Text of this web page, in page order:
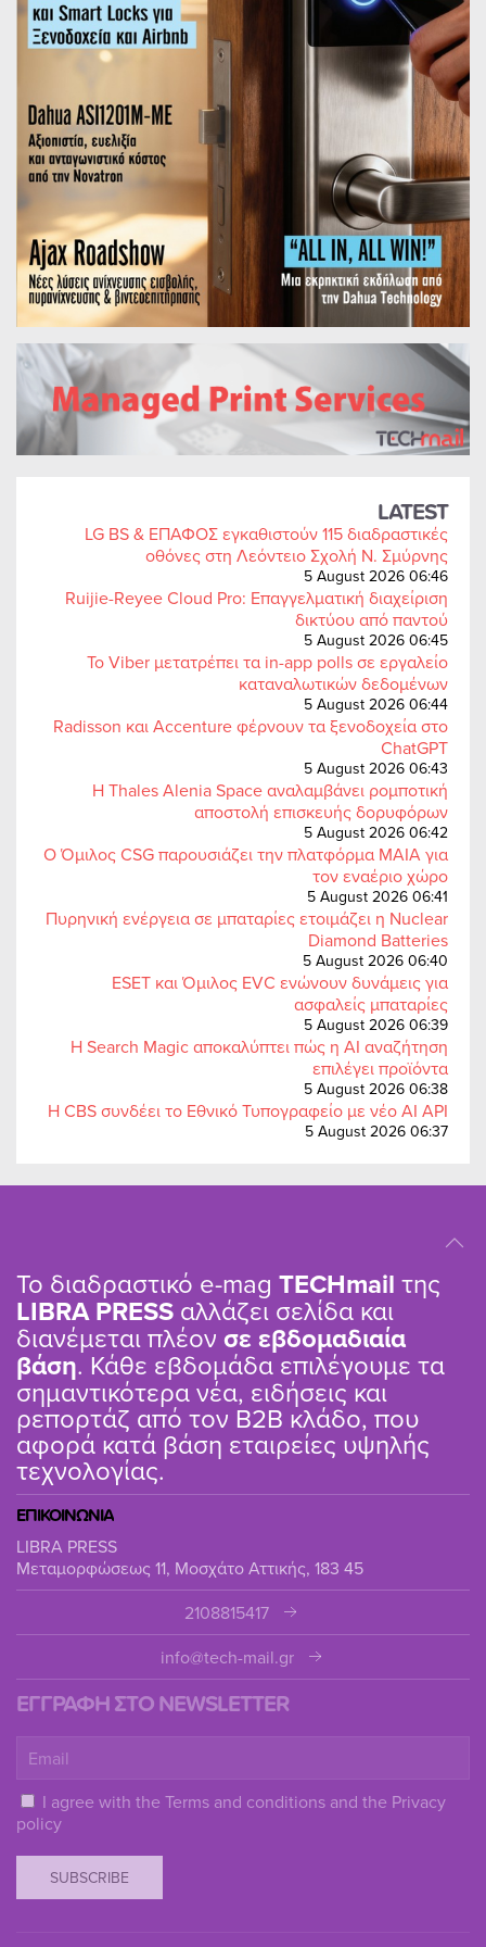
LATEST
LG BS & ΕΠΑΦΟΣ εγκαθιστούν 115 διαδραστικές
οθόνες στη Λεόντειο Σχολή Ν. Σμύρνης
5 August 2026 06:46
Ruijie-Reyee Cloud Pro: Επαγγελματική διαχείριση
δικτύου από παντού
5 August 2026 06:45
Το Viber μετατρέπει τα in-app polls σε εργαλείο
καταναλωτικών δεδομένων
5 August 2026 06:44
Radisson και Accenture φέρνουν τα ξενοδοχεία στο
ChatGPT
5 August 2026 06:43
Η Thales Alenia Space αναλαμβάνει ρομποτική
αποστολή επισκευής δορυφόρων
5 August 2026 06:42
Ο Όμιλος CSG παρουσιάζει την πλατφόρμα MAIA για
τον εναέριο χώρο
5 August 2026 06:41
Πυρηνική ενέργεια σε μπαταρίες ετοιμάζει η Nuclear
Diamond Batteries
5 August 2026 06:40
ESET και Όμιλος EVC ενώνουν δυνάμεις για
ασφαλείς μπαταρίες
5 August 2026 06:39
Η Search Magic αποκαλύπτει πώς η AI αναζήτηση
επιλέγει προϊόντα
5 August 2026 06:38
Η CBS συνδέει το Εθνικό Τυπογραφείο με νέο AI API
5 August 2026 06:37
Το διαδραστικό e-mag TΕCHmail της
LIBRA PRESS αλλάζει σελίδα και
διανέμεται πλέον σε εβδομαδιαία
βάση. Κάθε εβδομάδα επιλέγουμε τα
σημαντικότερα νέα, ειδήσεις και
ρεπορτάζ από τον B2B κλάδο, που
αφορά κατά βάση εταιρείες υψηλής
τεχνολογίας.
ΕΠΙΚΟΙΝΩΝΙΑ
LIBRA PRESS
Μεταμορφώσεως 11, Μοσχάτο Αττικής, 183 45
2108815417
info@tech-mail.gr
ΕΓΓΡΑΦΗ ΣΤΟ NEWSLETTER
I agree with the Terms and conditions and the Privacy
policy
SUBSCRIBE